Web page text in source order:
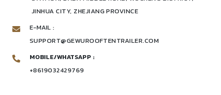
JINHUA CITY, ZHEJIANG PROVINCE
E-MAIL :
SUPPORT@GEWUROOFTENTRAILER.COM
MOBILE/WHATSAPP :
+8619032429769